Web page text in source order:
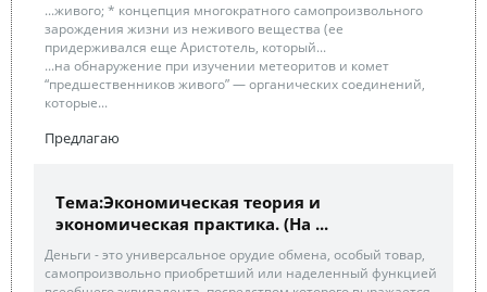
...живого; * концепция многократного самопроизвольного
зарождения жизни из неживого вещества (ее
придерживался еще Аристотель, который...
...на обнаружение при изучении метеоритов и комет
“предшественников живого” — органических соединений,
которые...
Предлагаю
Тема:Экономическая теория и
экономическая практика. (На ...
Деньги - это универсальное орудие обмена, особый товар,
самопроизвольно приобретший или наделенный функцией